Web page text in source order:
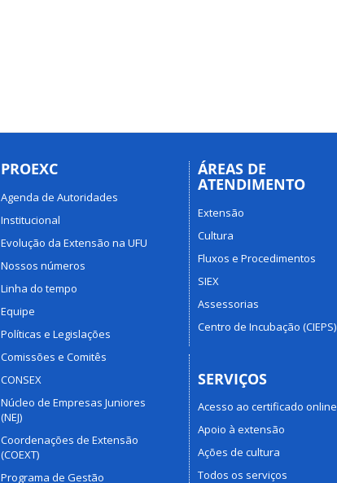
PROEXC
Agenda de Autoridades
Institucional
Evolução da Extensão na UFU
Nossos números
Linha do tempo
Equipe
Políticas e Legislações
Comissões e Comitês
CONSEX
Núcleo de Empresas Juniores
(NEJ)
Coordenações de Extensão
(COEXT)
Programa de Gestão
ÁREAS DE
ATENDIMENTO
Extensão
Cultura
Fluxos e Procedimentos
SIEX
Assessorias
Centro de Incubação (CIEPS)
SERVIÇOS
Acesso ao certificado online
Apoio à extensão
Ações de cultura
Todos os serviços